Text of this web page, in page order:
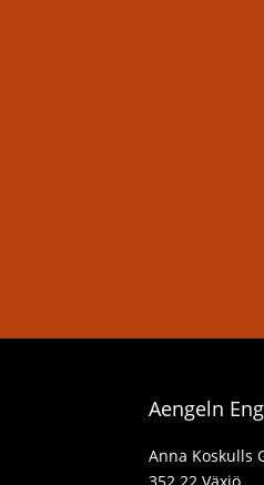
Aengeln
Anna Koskulls